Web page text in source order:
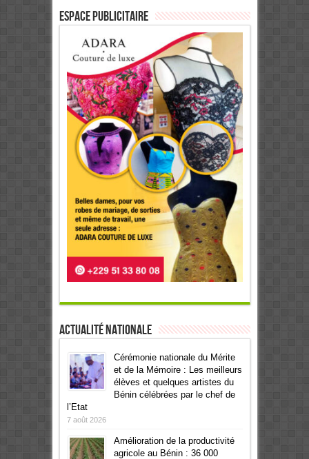
ESPACE PUBLICITAIRE
Actualité Nationale
Cérémonie nationale du Mérite
et de la Mémoire : Les meilleurs
élèves et quelques artistes du
Bénin célébrées par le chef de
l’Etat
7 août 2026
Amélioration de la productivité
agricole au Bénin : 36 000